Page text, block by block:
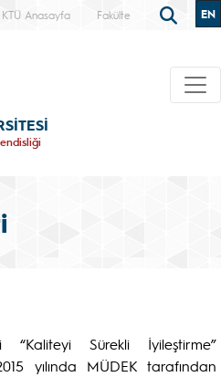
KTÜ Anasayfa Fakülte EN
“Kaliteyi Sürekli İyileştirme”
yılında MÜDEK tarafından